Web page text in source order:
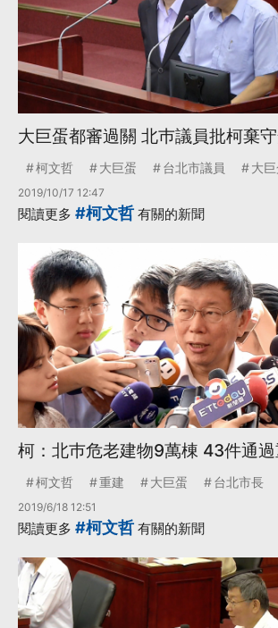
大巨蛋都審過關 北巿議員批柯棄
柯文哲 大巨蛋 台北市議員 大
2019/10/17 12:47
閱讀更多 #柯文哲 有關的新聞
柯：北巿危老建物9萬棟 43件通
柯文哲 重建 大巨蛋 台北市長
2019/6/18 12:51
閱讀更多 #柯文哲 有關的新聞